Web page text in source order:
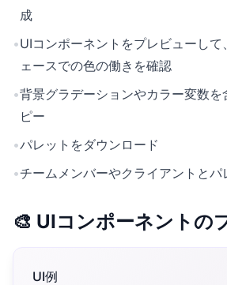
成
•UIコンポーネントをプレビューして
ェースでの色の働きを確認
•背景グラデーションやカラー変数を
ピー
•パレットをダウンロード
•チームメンバーやクライアントとパ
🎨 UIコンポーネントの
UI例